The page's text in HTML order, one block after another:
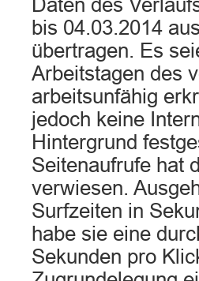
Daten des
bis 04.03.2014
übertragen. Es
Arbeitstagen des
arbeitsunfähig
jedoch keine
Hintergrund
Seitenaufrufe hat
verwiesen.
Surfzeiten in
habe sie eine
Sekunden pro